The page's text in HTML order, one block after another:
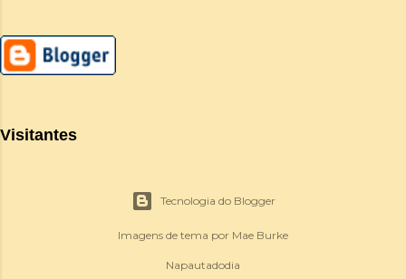
Visitantes
Tecnologia do Blogger
Imagens de tema por Mae Burke
Napautadodia